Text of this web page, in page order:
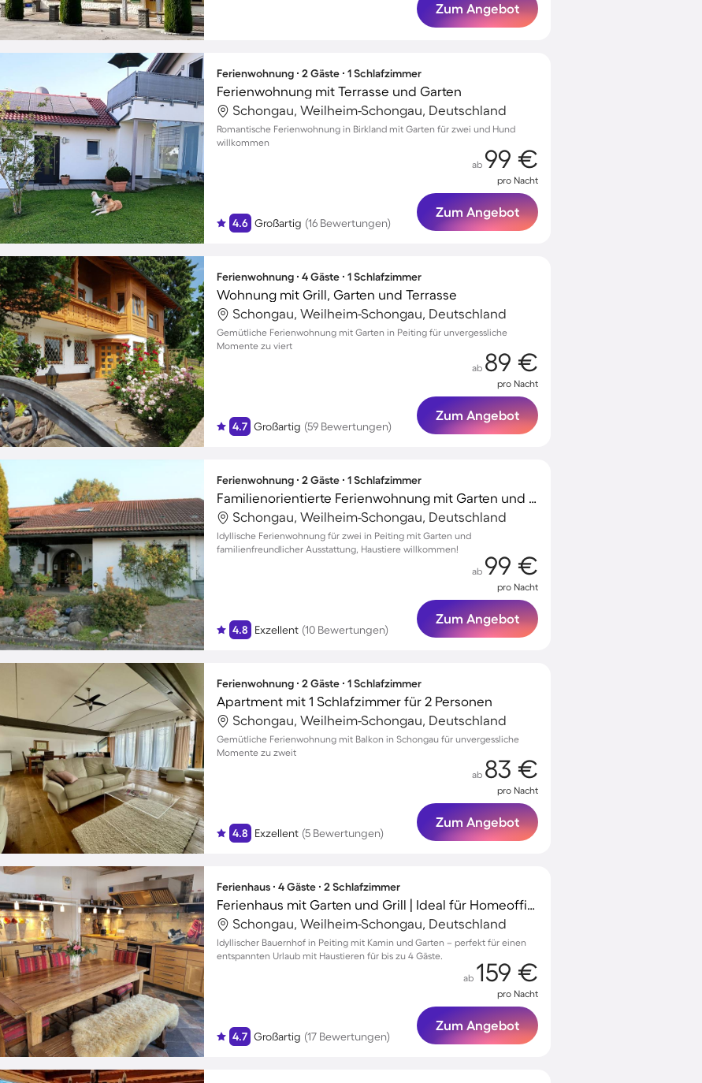
Zum Angebot
Ferienwohnung ∙ 2 Gäste ∙ 1 Schlafzimmer
Ferienwohnung mit Terrasse und Garten
Schongau, Weilheim-Schongau, Deutschland
Romantische Ferienwohnung in Birkland mit Garten für zwei und Hund
willkommen
4.6 Großartig (16 Bewertungen)
ab 99 €
pro Nacht
Zum Angebot
Ferienwohnung ∙ 4 Gäste ∙ 1 Schlafzimmer
Wohnung mit Grill, Garten und Terrasse
Schongau, Weilheim-Schongau, Deutschland
Gemütliche Ferienwohnung mit Garten in Peiting für unvergessliche
Momente zu viert
4.7 Großartig (59 Bewertungen)
ab 89 €
pro Nacht
Zum Angebot
Ferienwohnung ∙ 2 Gäste ∙ 1 Schlafzimmer
Familienorientierte Ferienwohnung mit Garten und Terrasse | Haustierfreundlich
Schongau, Weilheim-Schongau, Deutschland
Idyllische Ferienwohnung für zwei in Peiting mit Garten und
familienfreundlicher Ausstattung, Haustiere willkommen!
4.8 Exzellent (10 Bewertungen)
ab 99 €
pro Nacht
Zum Angebot
Ferienwohnung ∙ 2 Gäste ∙ 1 Schlafzimmer
Apartment mit 1 Schlafzimmer für 2 Personen
Schongau, Weilheim-Schongau, Deutschland
Gemütliche Ferienwohnung mit Balkon in Schongau für unvergessliche
Momente zu zweit
4.8 Exzellent (5 Bewertungen)
ab 83 €
pro Nacht
Zum Angebot
Ferienhaus ∙ 4 Gäste ∙ 2 Schlafzimmer
Ferienhaus mit Garten und Grill | Ideal für Homeoffice
Schongau, Weilheim-Schongau, Deutschland
Idyllischer Bauernhof in Peiting mit Kamin und Garten – perfekt für einen
entspannten Urlaub mit Haustieren für bis zu 4 Gäste.
4.7 Großartig (17 Bewertungen)
ab 159 €
pro Nacht
Zum Angebot